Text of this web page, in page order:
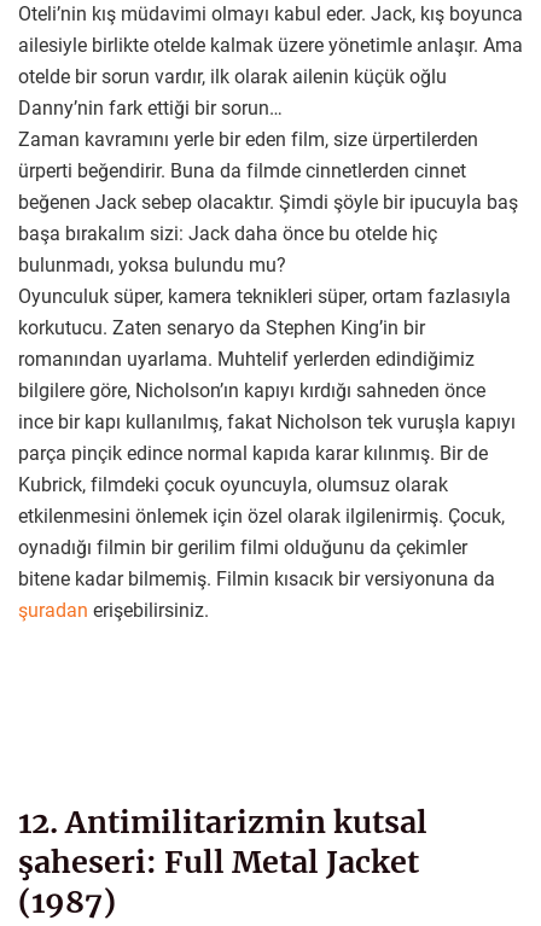
Oteli’nin kış müdavimi olmayı kabul eder. Jack, kış boyunca
ailesiyle birlikte otelde kalmak üzere yönetimle anlaşır. Ama
otelde bir sorun vardır, ilk olarak ailenin küçük oğlu
Danny’nin fark ettiği bir sorun…
Zaman kavramını yerle bir eden film, size ürpertilerden
ürperti beğendirir. Buna da filmde cinnetlerden cinnet
beğenen Jack sebep olacaktır. Şimdi şöyle bir ipucuyla baş
başa bırakalım sizi: Jack daha önce bu otelde hiç
bulunmadı, yoksa bulundu mu?
Oyunculuk süper, kamera teknikleri süper, ortam fazlasıyla
korkutucu. Zaten senaryo da Stephen King’in bir
romanından uyarlama. Muhtelif yerlerden edindiğimiz
bilgilere göre, Nicholson’ın kapıyı kırdığı sahneden önce
ince bir kapı kullanılmış, fakat Nicholson tek vuruşla kapıyı
parça pinçik edince normal kapıda karar kılınmış. Bir de
Kubrick, filmdeki çocuk oyuncuyla, olumsuz olarak
etkilenmesini önlemek için özel olarak ilgilenirmiş. Çocuk,
oynadığı filmin bir gerilim filmi olduğunu da çekimler
bitene kadar bilmemiş. Filmin kısacık bir versiyonuna da
şuradan erişebilirsiniz.
12. Antimilitarizmin kutsal
şaheseri: Full Metal Jacket
(1987)